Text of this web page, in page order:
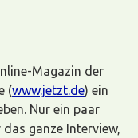
Magazin der
(www.jetzt.de) ein
Nur ein paar
ganze Interview,